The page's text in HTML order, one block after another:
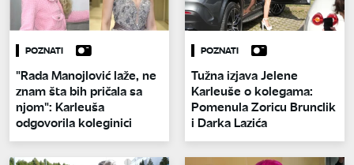
POZNATI
"Rada Manojlović laže, ne
znam šta bih pričala sa
njom": Karleuša
odgovorila koleginici
POZNATI
Tužna izjava Jelene
Karleuše o kolegama:
Pomenula Zoricu Brunclik
i Darka Lazića